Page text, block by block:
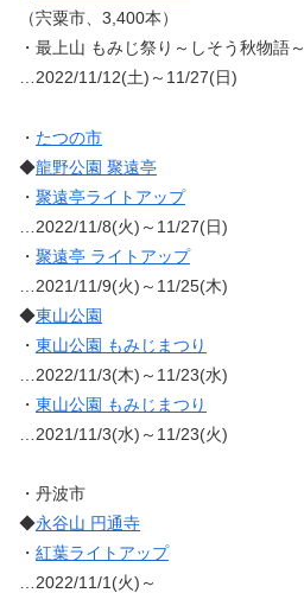
（宍粟市、3,400本）
・最上山 もみじ祭り～しそう秋物語～
…2022/11/12(土)～11/27(日)
・ たつの市
◆龍野公園 聚遠亭
・ 聚遠亭ライトアップ
…2022/11/8(火)～11/27(日)
・ 聚遠亭 ライトアップ
…2021/11/9(火)～11/25(木)
◆東山公園
・ 東山公園 もみじまつり
…2022/11/3(木)～11/23(水)
・ 東山公園 もみじまつり
…2021/11/3(水)～11/23(火)
・丹波市
◆永谷山 円通寺
・ 紅葉ライトアップ
…2022/11/1(火)～